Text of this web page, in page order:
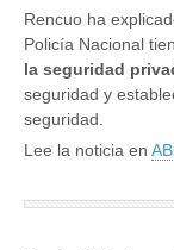
Rencuo ha
Policía Nacional
la seguridad
seguridad y
seguridad.
Lee la noticia en